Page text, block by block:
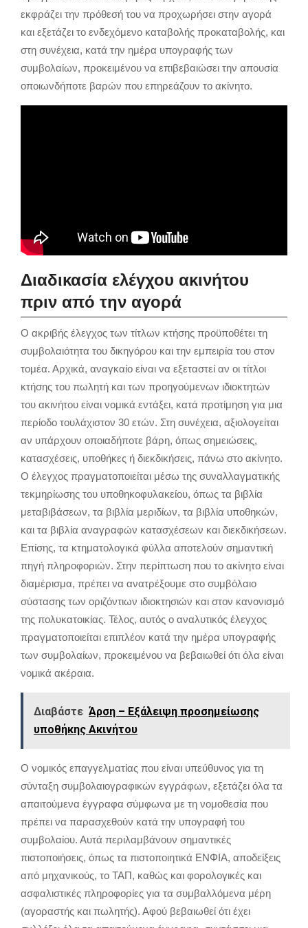
εκφράζει την πρόθεσή του να προχωρήσει στην αγορά
και εξετάζει το ενδεχόμενο καταβολής προκαταβολής, και
στη συνέχεια, κατά την ημέρα υπογραφής των
συμβολαίων, προκειμένου να επιβεβαιώσει την απουσία
οποιωνδήποτε βαρών που επηρεάζουν το ακίνητο.
Διαδικασία ελέγχου ακινήτου
πριν από την αγορά
Ο ακριβής έλεγχος των τίτλων κτήσης προϋποθέτει τη
συμβολαιότητα του δικηγόρου και την εμπειρία του στον
τομέα. Αρχικά, αναγκαίο είναι να εξεταστεί αν οι τίτλοι
κτήσης του πωλητή και των προηγούμενων ιδιοκτητών
του ακινήτου είναι νομικά εντάξει, κατά προτίμηση για μια
περίοδο τουλάχιστον 30 ετών. Στη συνέχεια, αξιολογείται
αν υπάρχουν οποιαδήποτε βάρη, όπως σημειώσεις,
κατασχέσεις, υποθήκες ή διεκδικήσεις, πάνω στο ακίνητο.
Ο έλεγχος πραγματοποιείται μέσω της συναλλαγματικής
τεκμηρίωσης του υποθηκοφυλακείου, όπως τα βιβλία
μεταβιβάσεων, τα βιβλία μεριδίων, τα βιβλία υποθηκών,
και τα βιβλία αναγραφών κατασχέσεων και διεκδικήσεων.
Επίσης, τα κτηματολογικά φύλλα αποτελούν σημαντική
πηγή πληροφοριών. Στην περίπτωση που το ακίνητο είναι
διαμέρισμα, πρέπει να ανατρέξουμε στο συμβόλαιο
σύστασης των οριζόντιων ιδιοκτησιών και στον κανονισμό
της πολυκατοικίας. Τέλος, αυτός ο αναλυτικός έλεγχος
πραγματοποιείται επιπλέον κατά την ημέρα υπογραφής
των συμβολαίων, προκειμένου να βεβαιωθεί ότι όλα είναι
νομικά ακέραια.
Διαβάστε Άρση – Εξάλειψη προσημείωσης
υποθήκης Ακινήτου
Ο νομικός επαγγελματίας που είναι υπεύθυνος για τη
σύνταξη συμβολαιογραφικών εγγράφων, εξετάζει όλα τα
απαιτούμενα έγγραφα σύμφωνα με τη νομοθεσία που
πρέπει να παρασχεθούν κατά την υπογραφή του
συμβολαίου. Αυτά περιλαμβάνουν σημαντικές
πιστοποιήσεις, όπως τα πιστοποιητικά ΕΝΦΙΑ, αποδείξεις
από μηχανικούς, το ΤΑΠ, καθώς και φορολογικές και
ασφαλιστικές πληροφορίες για τα συμβαλλόμενα μέρη
(αγοραστής και πωλητής). Αφού βεβαιωθεί ότι έχει